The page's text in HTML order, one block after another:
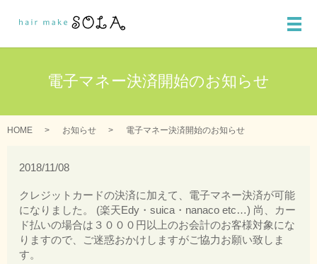
メ
電子マネー決済開始のお知らせ
HOME お知らせ 電子マネー決済開始のお知らせ
2018/11/08
クレジットカードの決済に加えて、電子マネー決済が可能
になりました。 (楽天Edy・suica・nanaco etc…) 尚、カー
ド払いの場合は３０００円以上のお会計のお客様対象にな
りますので、ご迷惑おかけしますがご協力お願い致しま
す。